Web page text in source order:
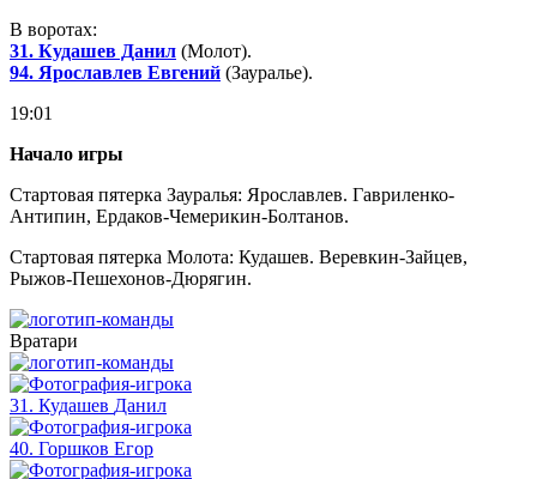
В воротах:
31. Кудашев Данил (Молот).
94. Ярославлев Евгений (Зауралье).
19:01
Начало игры
Стартовая пятерка Зауралья: Ярославлев. Гавриленко-
Антипин, Ердаков-Чемерикин-Болтанов.
Стартовая пятерка Молота: Кудашев. Веревкин-Зайцев,
Рыжов-Пешехонов-Дюрягин.
Вратари
31. Кудашев Данил
40. Горшков Егор